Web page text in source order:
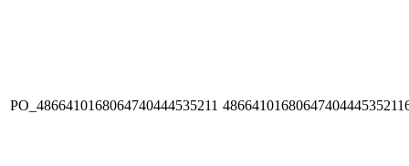
PO_4866410168064740444535211